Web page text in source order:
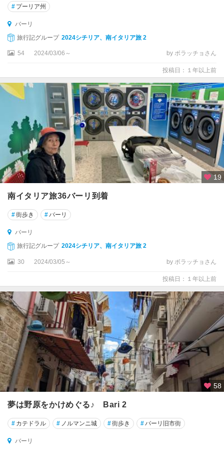
ン
ィ
ー
・
ル
ト
ア
ジ
ェ
州
ト
レ
ン
レ
ヴ
ィ
ト
ー
デ
ィ
ド
ッ
ツ
ァ
バ
リ
カ
# プーリア州
バーリ
旅行記グループ 2024シチリア、南イタリア旅 2
54 2024/03/06～ by ボラッチョさん
投稿日：１年以上前
19
南イタリア旅36バーリ到着
#街歩き #バーリ
バーリ
旅行記グループ 2024シチリア、南イタリア旅 2
30 2024/03/05～ by ボラッチョさん
投稿日：１年以上前
58
夢は野原をかけめぐる♪ Bari 2
# カテドラル # ノルマンニ城 #街歩き #バーリ旧市街
バーリ